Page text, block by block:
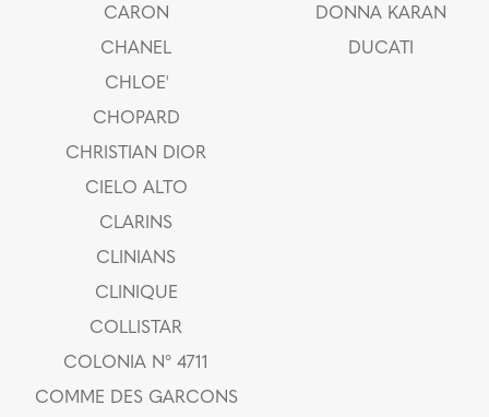
CARON
CHANEL
CHLOE'
CHOPARD
CHRISTIAN DIOR
CIELO ALTO
CLARINS
CLINIANS
CLINIQUE
COLLISTAR
COLONIA N° 4711
COMME DES GARCONS
DONNA KARAN
DUCATI